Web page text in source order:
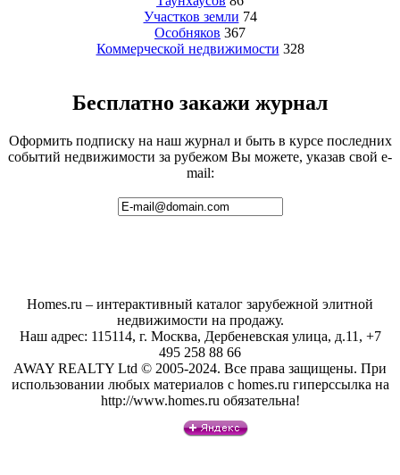
Участков земли 74
Особняков 367
Коммерческой недвижимости 328
Бесплатно закажи журнал
Оформить подписку на наш журнал и быть в курсе последних
событий недвижимости за рубежом Вы можете, указав свой e-
mail:
Homes.ru – интерактивный каталог зарубежной элитной
недвижимости на продажу.
Наш адрес: 115114, г. Москва, Дербеневская улица, д.11, +7
495 258 88 66
AWAY REALTY Ltd © 2005-2024. Все права защищены. При
использовании любых материалов с homes.ru гиперссылка на
http://www.homes.ru обязательна!